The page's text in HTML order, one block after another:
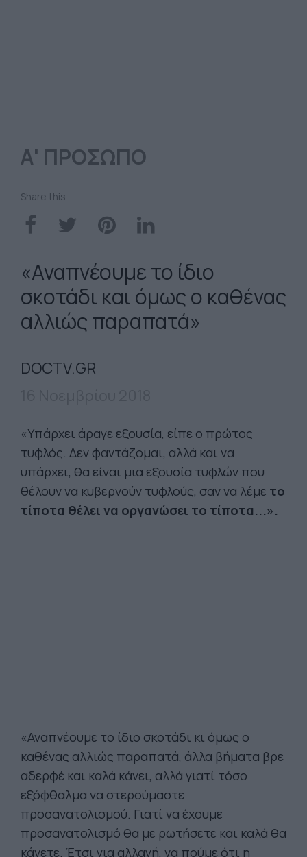
Α' ΠΡΟΣΩΠΟ
Share this
«Αναπνέουμε το ίδιο
σκοτάδι και όμως ο καθένας
αλλιώς παραπατά»
DOCTV.GR
«Υπάρχει άραγε εξουσία, είπε ο πρώτος
τυφλός. Δεν φαντάζομαι, αλλά και να
υπάρχει, θα είναι μια εξουσία τυφλών που
θέλουν να κυβερνούν τυφλούς, σαν να λέμε το
τίποτα θέλει να οργανώσει το τίποτα...».
«Αναπνέουμε το ίδιο σκοτάδι κι όμως ο
καθένας αλλιώς παραπατά, άλλα βήματα βρε
αδερφέ και καλά κάνει, αλλά γιατί τόσο
εξόφθαλμα να στερούμαστε
προσανατολισμού. Γιατί να έχουμε
προσανατολισμό θα με ρωτήσετε και καλά θα
κάνετε. Έτσι για αλλαγή, να πούμε ότι η